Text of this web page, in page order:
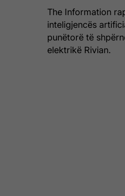
The Information
inteligjencës
punëtorë të
elektrikë Rivian.